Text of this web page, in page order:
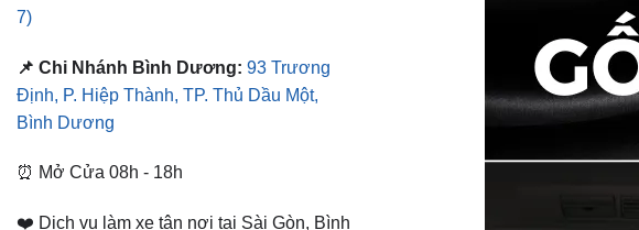
7)
📌 Chi Nhánh Bình Dương: 93 Trương
Định, P. Hiệp Thành, TP. Thủ Dầu Một,
Bình Dương
⏰ Mở Cửa 08h - 18h
❤️ Dịch vụ làm xe tận nơi tại Sài Gòn, Bình